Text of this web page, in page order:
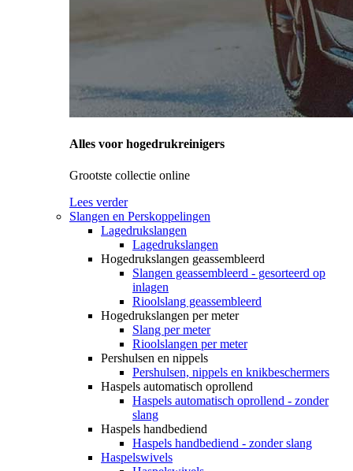
Alles voor hogedrukreinigers
Grootste collectie online
Lees verder
Slangen en Perskoppelingen
Lagedrukslangen
Lagedrukslangen
Hogedrukslangen geassembleerd
Slangen geassembleerd - gesorteerd op
inlagen
Rioolslang geassembleerd
Hogedrukslangen per meter
Slang per meter
Rioolslangen per meter
Pershulsen en nippels
Pershulsen, nippels en knikbeschermers
Haspels automatisch oprollend
Haspels automatisch oprollend - zonder
slang
Haspels handbediend
Haspels handbediend - zonder slang
Haspelswivels